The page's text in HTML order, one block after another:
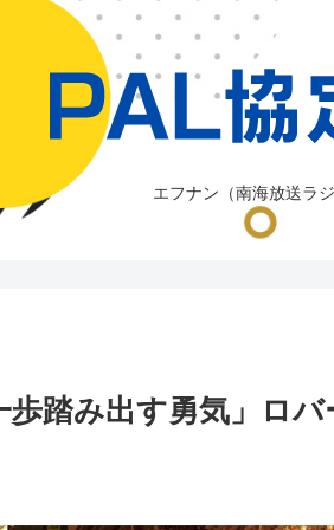
エフナン（南海放送ラ
歩踏み出す勇気」ロ